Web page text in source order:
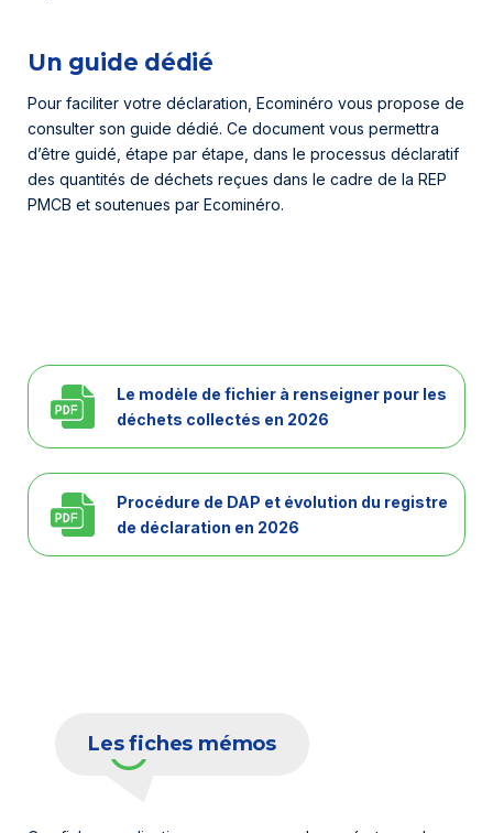
Un guide dédié
Pour faciliter votre déclaration, Ecominéro vous propose de
consulter son guide dédié. Ce document vous permettra
d’être guidé, étape par étape, dans le processus déclaratif
des quantités de déchets reçues dans le cadre de la REP
PMCB et soutenues par Ecominéro.
Le modèle de fichier à renseigner pour les
déchets collectés en 2026
Procédure de DAP et évolution du registre
de déclaration en 2026
Les fiches mémos